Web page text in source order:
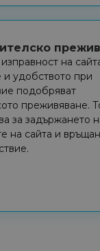
на
удобството при
подобряват
преживяване.
за задържането
на сайта и